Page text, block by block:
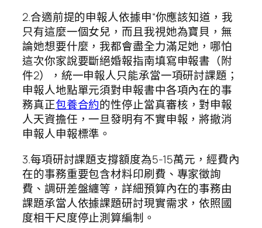
2.合適前提的申報人依據申“你應該知道，我
只有這麼一個女兒，而且我視她為寶貝，無
論她想要什麼，我都會盡全力滿足她，哪怕
這次你家說要斷絕婚報指南填寫申報書（附
件2），統一申報人只能承當一項研討課題；
申報人地點單元須對申報書中各項內在的事
務真正包養合約的性停止當真審核，對申報
人天資擔任，一旦發明有不實申報，將撤消
申報人申報標準。
3.每項研討課題支撐額度為5-15萬元，經費內
在的事務重要包含材料印刷費、專家徵詢
費、調研差盤纏等，詳細預算內在的事務由
課題承當人依據課題研討現實需求，依照國
度相干尺度停止測算編制。